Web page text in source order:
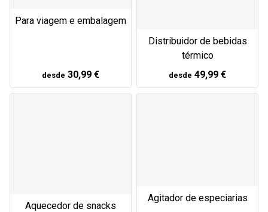
Para viagem e embalagem
desde 30,99 €
Distribuidor de bebidas
térmico
desde 49,99 €
Aquecedor de snacks
Agitador de especiarias